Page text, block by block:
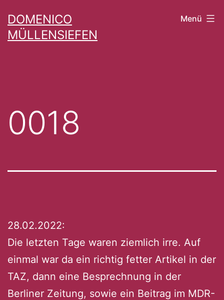
Inhalt
springen
DOMENICO
MÜLLENSIEFEN
Menü
0018
28.02.2022:
Die letzten Tage waren ziemlich irre. Auf
einmal war da ein richtig fetter Artikel in der
TAZ, dann eine Besprechnung in der
Berliner Zeitung, sowie ein Beitrag im MDR-